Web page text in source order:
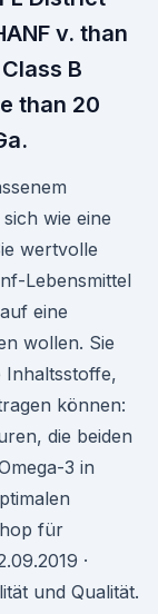
v. than
B
than 20
wie eine
wertvolle
Lebensmittel
eine
wollen. Sie
Inhaltsstoffe,
können:
die beiden
3 in
für
·
und Qualität.